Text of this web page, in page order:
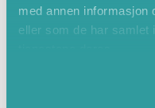
med annen informasjon
eller som de har samlet